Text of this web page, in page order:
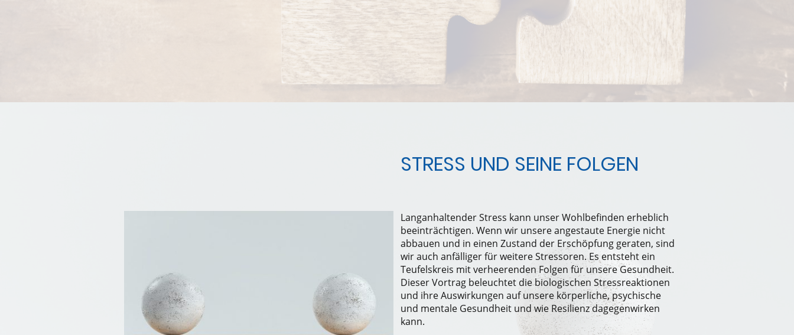
STRESS UND SEINE FOLGEN
Langanhaltender Stress kann unser Wohlbefinden erheblich
beeinträchtigen. Wenn wir unsere angestaute Energie nicht
abbauen und in einen Zustand der Erschöpfung geraten, sind
wir auch anfälliger für weitere Stressoren. Es entsteht ein
Teufelskreis mit verheerenden Folgen für unsere Gesundheit.
Dieser Vortrag beleuchtet die biologischen Stressreaktionen
und ihre Auswirkungen auf unsere körperliche, psychische
und mentale Gesundheit und wie Resilienz dagegenwirken
kann.